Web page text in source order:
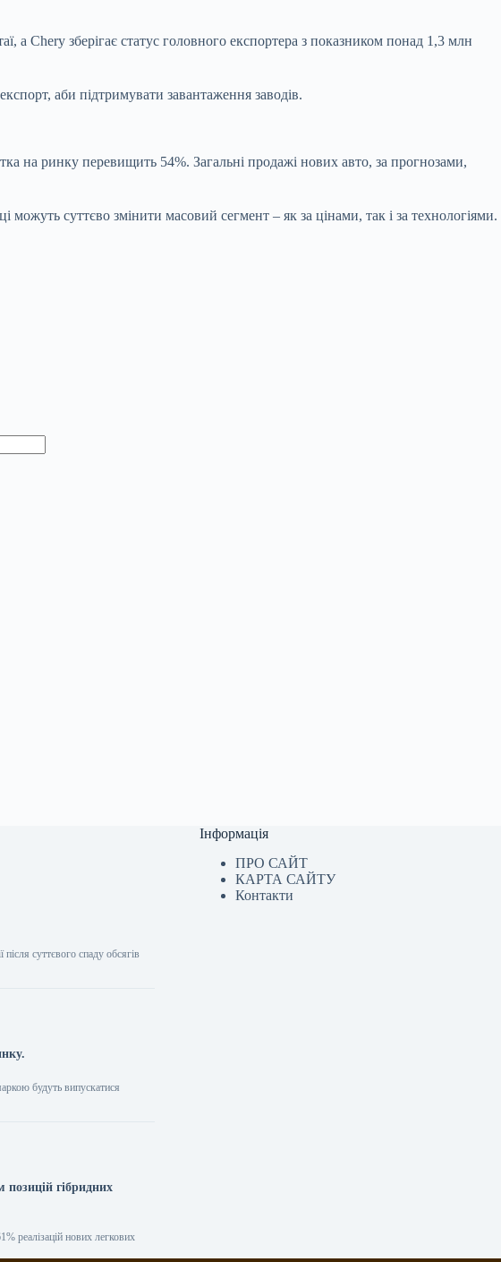
а Chery зберігає статус головного експортера з показником понад 1,3 млн
аби підтримувати завантаження заводів.
на ринку перевищить 54%. Загальні продажі нових авто, за прогнозами,
суттєво змінити масовий сегмент – як за цінами, так і за технологіями.
суттєвого спаду обсягів
будуть випускатися
гібридних
реалізацій нових легкових
Інформація
ПРО САЙТ
КАРТА САЙТУ
Контакти